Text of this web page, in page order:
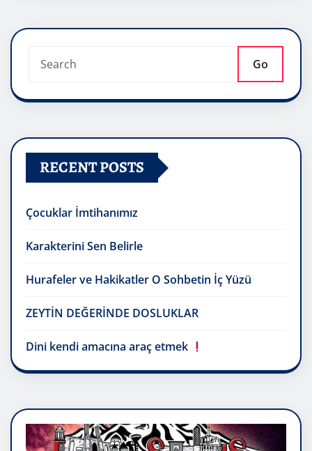
Go
RECENT POSTS
Çocuklar İmtihanımız
Karakterini Sen Belirle
Hurafeler ve Hakikatler O Sohbetin İç Yüzü
ZEYTİN DEĞERİNDE DOSLUKLAR
Dini kendi amacına araç etmek